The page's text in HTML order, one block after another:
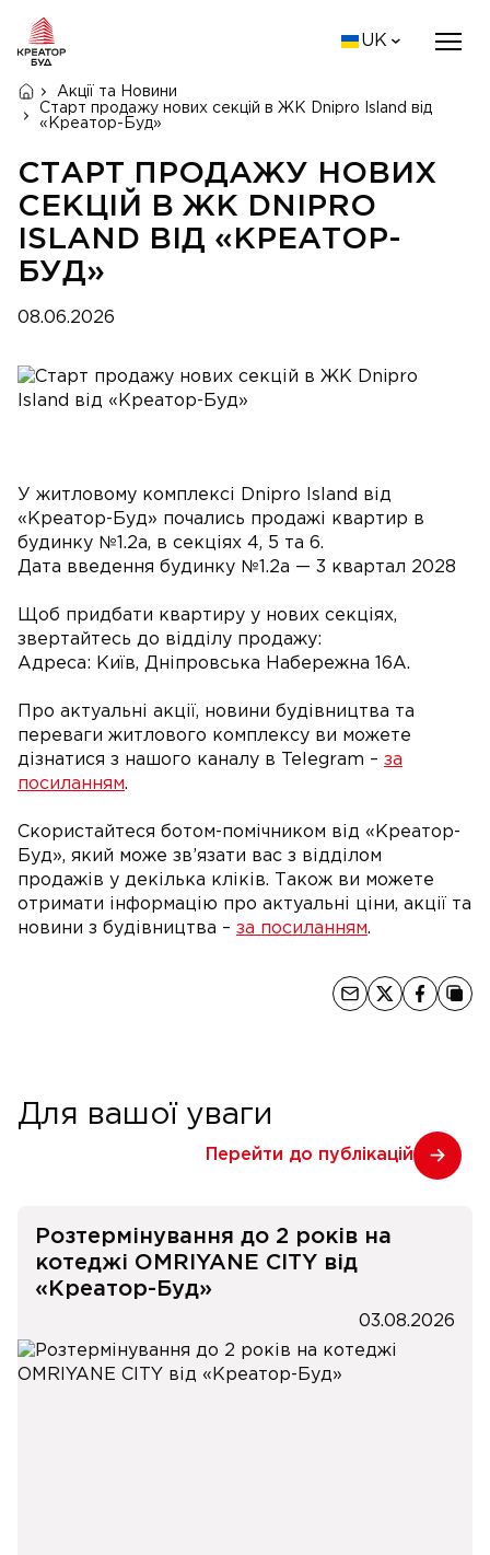
UK
Акції та Новини
Старт продажу нових секцій в ЖК Dnipro Island від
«Креатор-Буд»
СТАРТ ПРОДАЖУ НОВИХ
СЕКЦІЙ В ЖК DNIPRO
ISLAND ВІД «КРЕАТОР-
БУД»
08.06.2026
У житловому комплексі Dnipro Island від
«Креатор-Буд» почались продажі квартир в
будинку №1.2а, в секціях 4, 5 та 6.
Дата введення будинку №1.2а — 3 квартал 2028
Щоб придбати квартиру у нових секціях,
звертайтесь до відділу продажу:
Адреса: Київ, Дніпровська Набережна 16А.
Про актуальні акції, новини будівництва та
переваги житлового комплексу ви можете
дізнатися з нашого каналу в Telegram – за
посиланням.
Скористайтеся ботом-помічником від «Креатор-
Буд», який може зв’язати вас з відділом
продажів у декілька кліків. Також ви можете
отримати інформацію про актуальні ціни, акції та
новини з будівництва – за посиланням.
Для вашої уваги
Перейти до публікацій
Розтермінування до 2 років на
котеджі OMRIYANE CITY від
«Креатор-Буд»
03.08.2026